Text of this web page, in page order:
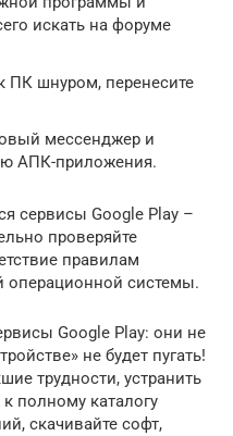
искать на форуме
ПК шнуром, перенесите
мессенджер и
АПК-приложения.
сервисы Google Play –
проверяйте
правилам
операционной системы.
Google Play: они не
не будет пугать!
трудности, устранить
полному каталогу
скачивайте софт,